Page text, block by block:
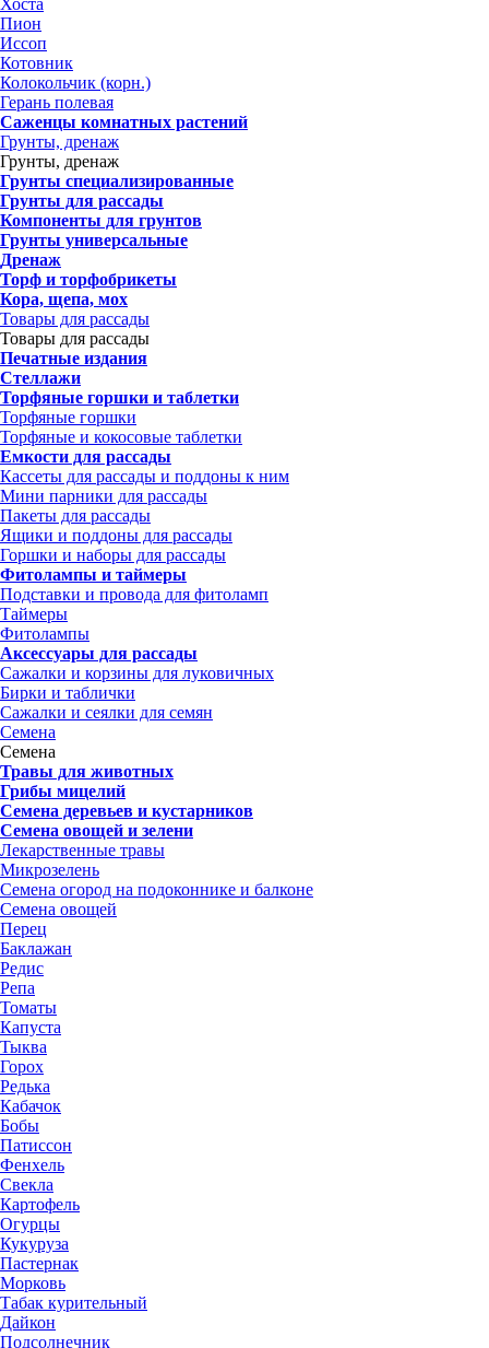
Хоста
Пион
Иссоп
Котовник
Колокольчик (корн.)
Герань полевая
Саженцы комнатных растений
Грунты, дренаж
Грунты, дренаж
Грунты специализированные
Грунты для рассады
Компоненты для грунтов
Грунты универсальные
Дренаж
Торф и торфобрикеты
Кора, щепа, мох
Товары для рассады
Товары для рассады
Печатные издания
Стеллажи
Торфяные горшки и таблетки
Торфяные горшки
Торфяные и кокосовые таблетки
Емкости для рассады
Кассеты для рассады и поддоны к ним
Мини парники для рассады
Пакеты для рассады
Ящики и поддоны для рассады
Горшки и наборы для рассады
Фитолампы и таймеры
Подставки и провода для фитоламп
Таймеры
Фитолампы
Аксессуары для рассады
Сажалки и корзины для луковичных
Бирки и таблички
Сажалки и сеялки для семян
Семена
Семена
Травы для животных
Грибы мицелий
Семена деревьев и кустарников
Семена овощей и зелени
Лекарственные травы
Микрозелень
Семена огород на подоконнике и балконе
Семена овощей
Перец
Баклажан
Редис
Репа
Томаты
Капуста
Тыква
Горох
Редька
Кабачок
Бобы
Патиссон
Фенхель
Свекла
Картофель
Огурцы
Кукуруза
Пастернак
Морковь
Табак курительный
Дайкон
Подсолнечник